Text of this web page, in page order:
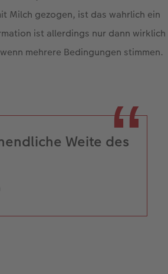
Milch gezogen, ist das wahrlich ein
ist allerdings nur dann wirklich
mehrere Bedingungen stimmen.
Weite des